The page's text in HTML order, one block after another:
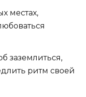
местах,
заземлиться,
ритм своей